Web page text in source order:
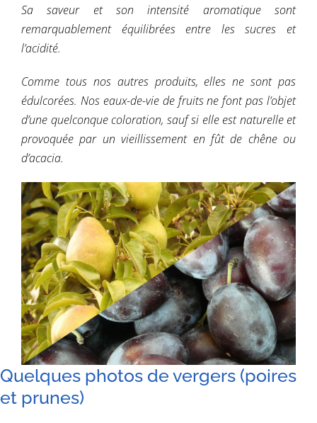
Sa saveur et son intensité aromatique sont
remarquablement équilibrées entre les sucres et
l’acidité.
Comme tous nos autres produits, elles ne sont pas
édulcorées. Nos eaux-de-vie de fruits ne font pas l’objet
d’une quelconque coloration, sauf si elle est naturelle et
provoquée par un vieillissement en fût de chêne ou
d’acacia.
Quelques photos de vergers (poires
et prunes)